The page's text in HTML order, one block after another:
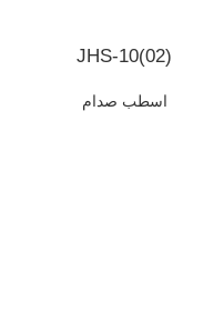
JHS-10(02)
اسطب صدام